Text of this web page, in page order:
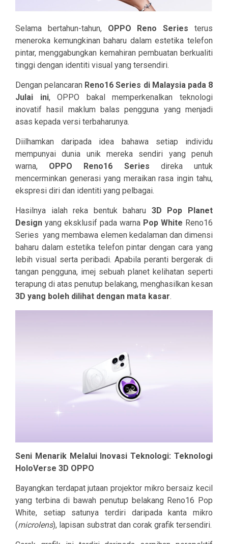
Selama bertahun-tahun, OPPO Reno Series terus
meneroka kemungkinan baharu dalam estetika telefon
pintar, menggabungkan kemahiran pembuatan berkualiti
tinggi dengan identiti visual yang tersendiri.
Dengan pelancaran Reno16 Series di Malaysia pada 8
Julai ini, OPPO bakal memperkenalkan teknologi
inovatif hasil maklum balas pengguna yang menjadi
asas kepada versi terbaharunya.
Diilhamkan daripada idea bahawa setiap individu
mempunyai dunia unik mereka sendiri yang penuh
warna, OPPO Reno16 Series direka untuk
mencerminkan generasi yang meraikan rasa ingin tahu,
ekspresi diri dan identiti yang pelbagai.
Hasilnya ialah reka bentuk baharu 3D Pop Planet
Design yang eksklusif pada warna Pop White Reno16
Series yang membawa elemen kedalaman dan dimensi
baharu dalam estetika telefon pintar dengan cara yang
lebih visual serta peribadi. Apabila peranti bergerak di
tangan pengguna, imej sebuah planet kelihatan seperti
terapung di atas penutup belakang, menghasilkan kesan
3D yang boleh dilihat dengan mata kasar.
Seni Menarik Melalui Inovasi Teknologi: Teknologi
HoloVerse 3D OPPO
Bayangkan terdapat jutaan projektor mikro bersaiz kecil
yang terbina di bawah penutup belakang Reno16 Pop
White, setiap satunya terdiri daripada kanta mikro
(microlens), lapisan substrat dan corak grafik tersendiri.